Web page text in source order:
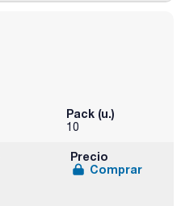
Pack (u.)
10
Precio
Comprar